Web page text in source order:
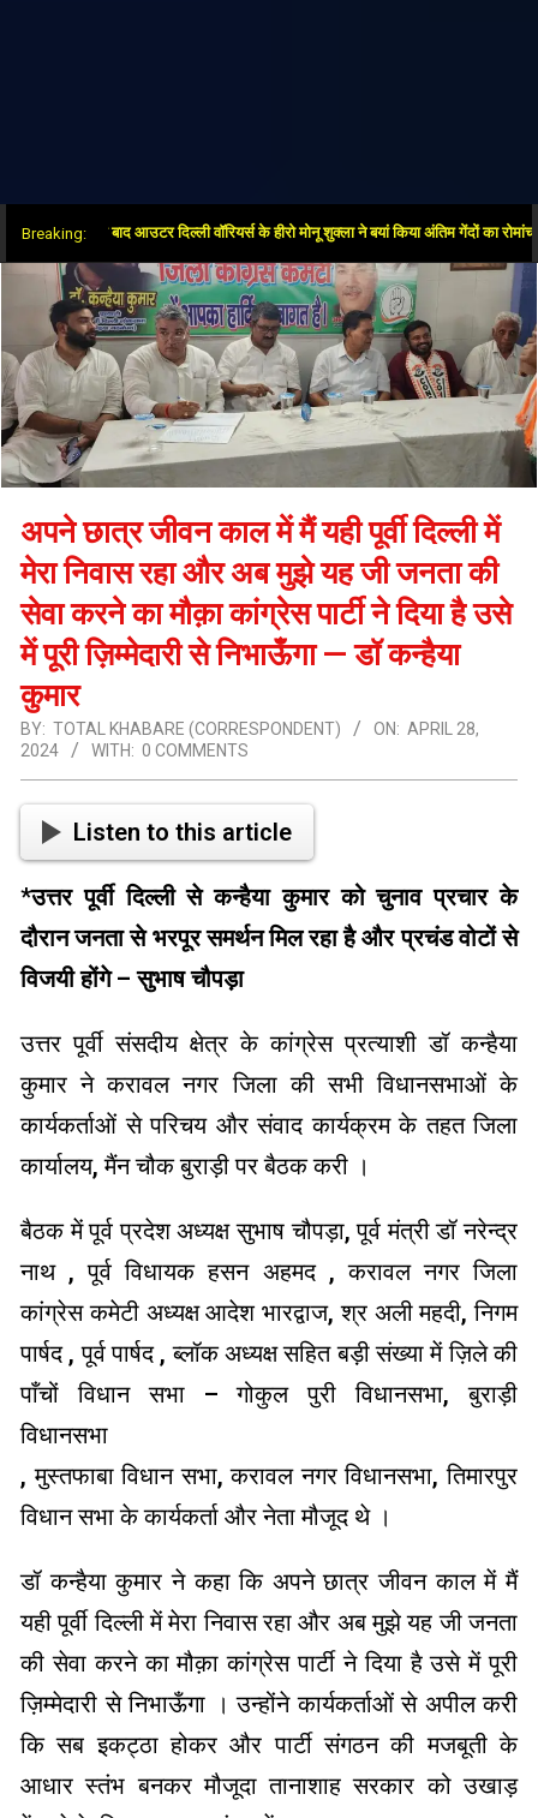
Breaking:
जीत के बाद आउटर दिल्ली वॉरियर्स के हीरो मोनू शुक्ला ने बयां किया अंतिम गेंदों का रोमांच
अपने छात्र जीवन काल में मैं यही पूर्वी दिल्ली में
मेरा निवास रहा और अब मुझे यह जी जनता की
सेवा करने का मौक़ा कांग्रेस पार्टी ने दिया है उसे
में पूरी ज़िम्मेदारी से निभाऊँगा — डॉ कन्हैया
कुमार
BY: TOTAL KHABARE (CORRESPONDENT) ON: APRIL 28,
2024
WITH: 0 COMMENTS
Listen to this article
*उत्तर पूर्वी दिल्ली से कन्हैया कुमार को चुनाव प्रचार के
दौरान जनता से भरपूर समर्थन मिल रहा है और प्रचंड वोटों से
विजयी होंगे – सुभाष चौपड़ा
उत्तर पूर्वी संसदीय क्षेत्र के कांग्रेस प्रत्याशी डॉ कन्हैया
कुमार ने करावल नगर जिला की सभी विधानसभाओं के
कार्यकर्ताओं से परिचय और संवाद कार्यक्रम के तहत जिला
कार्यालय, मैंन चौक बुराड़ी पर बैठक करी ।
बैठक में पूर्व प्रदेश अध्यक्ष सुभाष चौपड़ा, पूर्व मंत्री डॉ नरेन्द्र
नाथ , पूर्व विधायक हसन अहमद , करावल नगर जिला
कांग्रेस कमेटी अध्यक्ष आदेश भारद्वाज, श्र अली महदी, निगम
पार्षद , पूर्व पार्षद , ब्लॉक अध्यक्ष सहित बड़ी संख्या में ज़िले की
पाँचों विधान सभा – गोकुल पुरी विधानसभा, बुराड़ी
विधानसभा
, मुस्तफाबा विधान सभा, करावल नगर विधानसभा, तिमारपुर
विधान सभा के कार्यकर्ता और नेता मौजूद थे ।
डॉ कन्हैया कुमार ने कहा कि अपने छात्र जीवन काल में मैं
यही पूर्वी दिल्ली में मेरा निवास रहा और अब मुझे यह जी जनता
की सेवा करने का मौक़ा कांग्रेस पार्टी ने दिया है उसे में पूरी
ज़िम्मेदारी से निभाऊँगा । उन्होंने कार्यकर्ताओं से अपील करी
कि सब इकट्ठा होकर और पार्टी संगठन की मजबूती के
आधार स्तंभ बनकर मौजूदा तानाशाह सरकार को उखाड़